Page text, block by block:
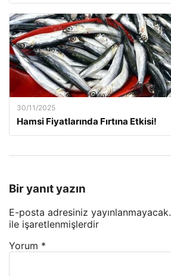
30/11/2025
Hamsi Fiyatlarında Fırtına Etkisi!
Bir yanıt yazın
E-posta adresiniz yayınlanmayacak.
ile işaretlenmişlerdir
Yorum *